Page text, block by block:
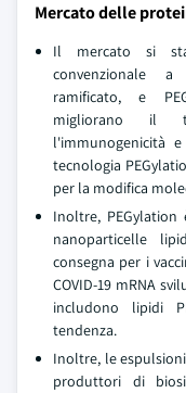
Mercato delle
Il mercato si
convenzionale a
ramificato, e
migliorano il
l'immunogenicità
tecnologia
per la modifica
Inoltre,
nanoparticelle
consegna per i
COVID-19 mRNA
includono lipidi
tendenza.
Inoltre, le
produttori di